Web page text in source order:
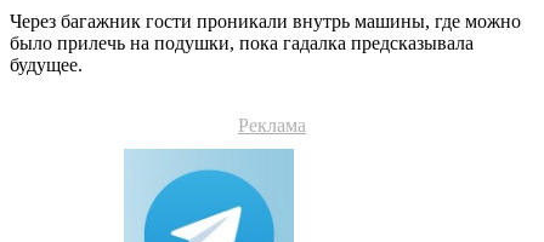
Через багажник гости проникали внутрь машины, где можно
было прилечь на подушки, пока гадалка предсказывала
будущее.
Реклама